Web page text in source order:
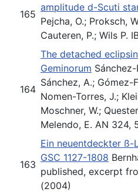
165
amplitude d-Scuti
Pejcha, O.; Proksch,
Cauteren, P.; Wils P.
164
The detached
Geminorum
Sánchez, A.; Gómez-
Nomen-Torres, J.;
Moschner, W.;
Melendo, E. AN 324,
163
Ein neuentdeckter ß-
GSC 1127-1808
published, excerpt
(2004)